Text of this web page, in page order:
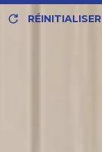
RÉINITIALISER